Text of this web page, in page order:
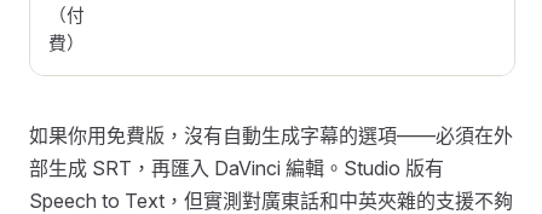
（付
費）
如果你用免費版，沒有自動生成字幕的選項——必須在外
部生成 SRT，再匯入 DaVinci 編輯。Studio 版有
Speech to Text，但實測對廣東話和中英夾雜的支援不夠